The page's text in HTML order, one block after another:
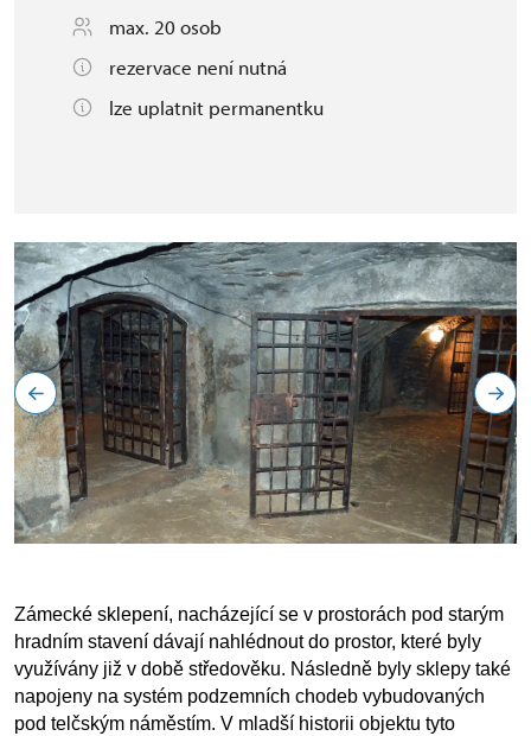
max. 20 osob
rezervace není nutná
lze uplatnit permanentku
Zámecké sklepení, nacházející se v prostorách pod starým
hradním stavení dávají nahlédnout do prostor, které byly
využívány již v době středověku. Následně byly sklepy také
napojeny na systém podzemních chodeb vybudovaných
pod telčským náměstím. V mladší historii objektu tyto